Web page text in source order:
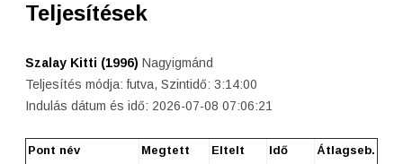
Teljesítések
Szalay Kitti (1996) Nagyigmánd
Teljesítés módja: futva, Szintidő: 3:14:00
Indulás dátum és idő: 2026-07-08 07:06:21
Pont név
Megtett
Eltelt
Idő Átlagseb.